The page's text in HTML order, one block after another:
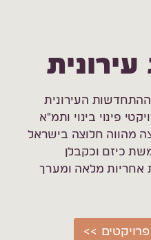
עירונית
ההתחדשות העירונית
פינוי בינוי ותמ"א
מהווה חלוצה בישראל
כיזם וכקבלן
אחריות מלאה ומערך
>>